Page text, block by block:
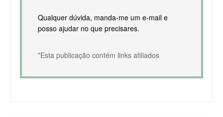
Qualquer dúvida, manda-me um e-mail e
posso ajudar no que precisares.
*Esta publicação contém links afiliados